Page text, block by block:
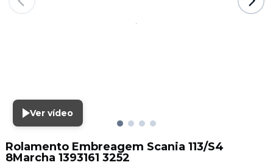
Ver vídeo
Rolamento Embreagem Scania 113/S4
8Marcha 1393161 3252